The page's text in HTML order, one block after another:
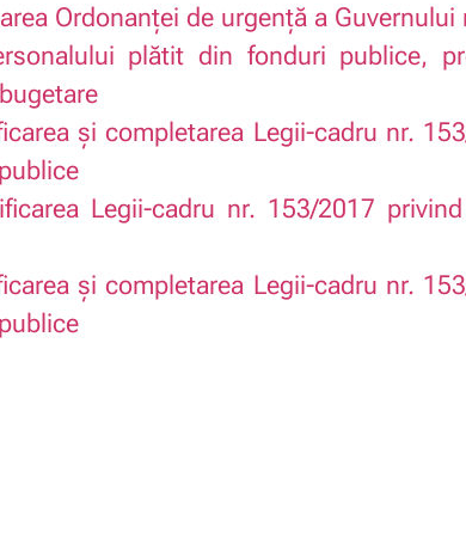
Ordonanţei de urgenţă a
plătit din fonduri publice,
şi completarea Legii-cadru nr.
Legii-cadru nr. 153/2017
şi completarea Legii-cadru nr.